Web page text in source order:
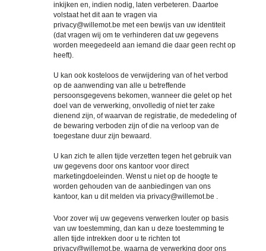
inkijken en, indien nodig, laten verbeteren. Daartoe
volstaat het dit aan te vragen via
privacy@willemot.be met een bewijs van uw identiteit
(dat vragen wij om te verhinderen dat uw gegevens
worden meegedeeld aan iemand die daar geen recht op
heeft).
U kan ook kosteloos de verwijdering van of het verbod
op de aanwending van alle u betreffende
persoonsgegevens bekomen, wanneer die gelet op het
doel van de verwerking, onvolledig of niet ter zake
dienend zijn, of waarvan de registratie, de mededeling of
de bewaring verboden zijn of die na verloop van de
toegestane duur zijn bewaard.
U kan zich te allen tijde verzetten tegen het gebruik van
uw gegevens door ons kantoor voor direct
marketingdoeleinden. Wenst u niet op de hoogte te
worden gehouden van de aanbiedingen van ons
kantoor, kan u dit melden via privacy@willemot.be .
Voor zover wij uw gegevens verwerken louter op basis
van uw toestemming, dan kan u deze toestemming te
allen tijde intrekken door u te richten tot
privacy@willemot.be, waarna de verwerking door ons